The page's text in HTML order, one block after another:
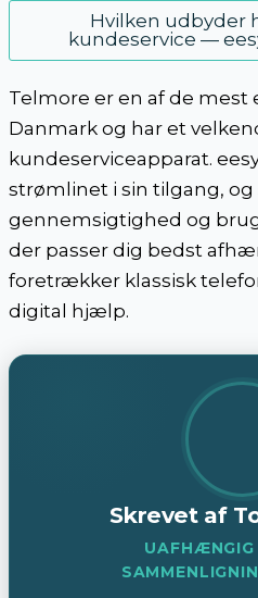
Hvilken udbyder
kundeservice —
Telmore er en af de
Danmark og har et
kundeserviceapparat.
strømlinet i sin tilgang, og
gennemsigtighed og
der passer dig bedst
foretrækker klassisk
digital hjælp.
Skrevet af
UAFHÆNGIG